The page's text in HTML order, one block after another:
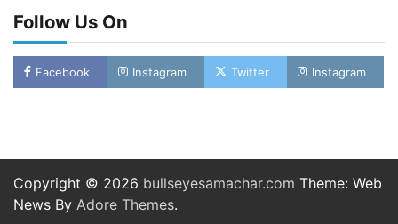
Follow Us On
Facebook Instagram Twitter Instagram
Copyright © 2026 bullseyesamachar.com Theme: Web
News By Adore Themes.